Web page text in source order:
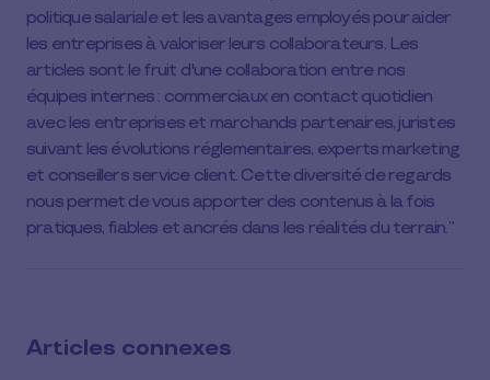
politique salariale et les avantages employés pour aider
les entreprises à valoriser leurs collaborateurs. Les
articles sont le fruit d'une collaboration entre nos
équipes internes : commerciaux en contact quotidien
avec les entreprises et marchands partenaires, juristes
suivant les évolutions réglementaires, experts marketing
et conseillers service client. Cette diversité de regards
nous permet de vous apporter des contenus à la fois
pratiques, fiables et ancrés dans les réalités du terrain.
Articles connexes